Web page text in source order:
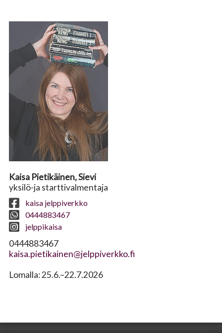
Kaisa Pietikäinen, Sievi
yksilö-ja starttivalmentaja
kaisa jelppiverkko
0444883467
jelppikaisa
0444883467
kaisa.pietikainen@jelppiverkko.fi
Lomalla: 25.6.–22.7.2026